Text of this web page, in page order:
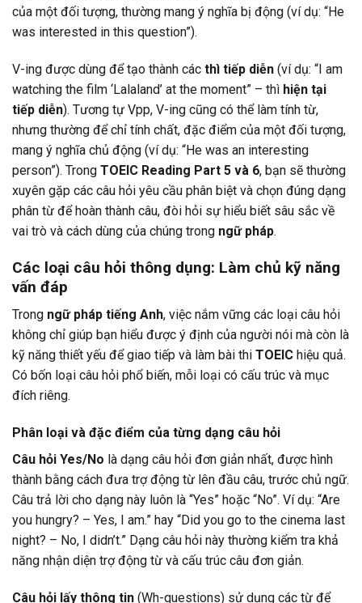
của một đối tượng, thường mang ý nghĩa bị động (ví dụ: “He
was interested in this question”).
V-ing được dùng để tạo thành các thì tiếp diễn (ví dụ: “I am
watching the film ‘Lalaland’ at the moment” – thì hiện tại
tiếp diễn). Tương tự Vpp, V-ing cũng có thể làm tính từ,
nhưng thường để chỉ tính chất, đặc điểm của một đối tượng,
mang ý nghĩa chủ động (ví dụ: “He was an interesting
person”). Trong TOEIC Reading Part 5 và 6, bạn sẽ thường
xuyên gặp các câu hỏi yêu cầu phân biệt và chọn đúng dạng
phân từ để hoàn thành câu, đòi hỏi sự hiểu biết sâu sắc về
vai trò và cách dùng của chúng trong ngữ pháp.
Các loại câu hỏi thông dụng: Làm chủ kỹ năng
vấn đáp
Trong ngữ pháp tiếng Anh, việc nắm vững các loại câu hỏi
không chỉ giúp bạn hiểu được ý định của người nói mà còn là
kỹ năng thiết yếu để giao tiếp và làm bài thi TOEIC hiệu quả.
Có bốn loại câu hỏi phổ biến, mỗi loại có cấu trúc và mục
đích riêng.
Phân loại và đặc điểm của từng dạng câu hỏi
Câu hỏi Yes/No là dạng câu hỏi đơn giản nhất, được hình
thành bằng cách đưa trợ động từ lên đầu câu, trước chủ ngữ.
Câu trả lời cho dạng này luôn là “Yes” hoặc “No”. Ví dụ: “Are
you hungry? – Yes, I am.” hay “Did you go to the cinema last
night? – No, I didn’t.” Dạng câu hỏi này thường kiểm tra khả
năng nhận diện trợ động từ và cấu trúc câu đơn giản.
Câu hỏi lấy thông tin (Wh-questions) sử dụng các từ để